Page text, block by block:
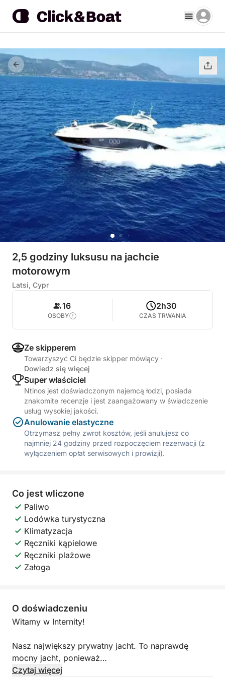
2,5 godziny luksusu na jachcie
motorowym
Latsi, Cypr
16
OSOBY
2h30
CZAS TRWANIA
Ze skipperem
Towarzyszyć Ci będzie skipper mówiący ·
Dowiedz się więcej
Super właściciel
Ntinos jest doświadczonym najemcą łodzi, posiada
znakomite recenzje i jest zaangażowany w świadczenie
usług wysokiej jakości.
Anulowanie elastyczne
Otrzymasz pełny zwrot kosztów, jeśli anulujesz co
najmniej 24 godziny przed rozpoczęciem rezerwacji (z
wyłączeniem opłat serwisowych i prowizji).
Co jest wliczone
Paliwo
Lodówka turystyczna
Klimatyzacja
Ręczniki kąpielowe
Ręczniki plażowe
Załoga
O doświadczeniu
Witamy w Internity!
Nasz największy prywatny jacht. To naprawdę
mocny jacht, ponieważ
jest wyposażony w dwusilnikowy silnik o dużej
Czytaj więcej